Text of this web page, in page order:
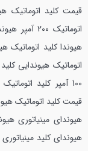
قیمت کلید اتوماتیک
قیمت کلید اتوماتیک
هیوندای مینیاتوری
هیوندای کلید